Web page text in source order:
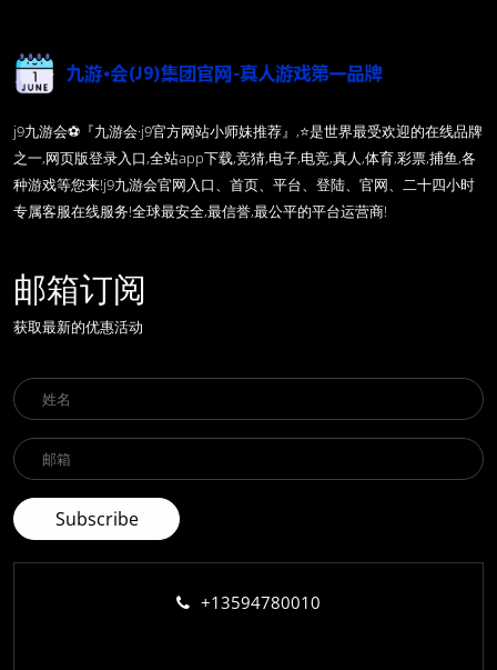
j9九游会⚽️『九游会·j9官方网站小师妹推荐』,⭐️是世界最受欢迎的在线品牌
之一,网页版登录入口,全站app下载,竞猜,电子,电竞,真人,体育,彩票,捕鱼,各
种游戏等您来!j9九游会官网入口、首页、平台、登陆、官网、二十四小时
专属客服在线服务!全球最安全,最信誉,最公平的平台运营商!
邮箱订阅
获取最新的优惠活动
+13594780010